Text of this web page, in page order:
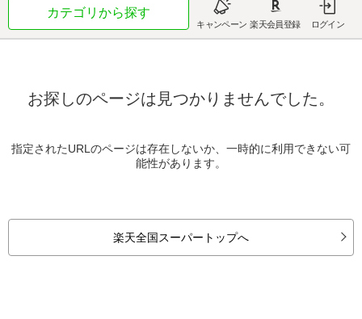
カテゴリから探す
キャンペーン 楽天会員登録 ログイン
お探しのページは見つかりませんでした。
指定されたURLのページは存在しないか、一時的に利用できない可
能性があります。
楽天全国スーパートップへ